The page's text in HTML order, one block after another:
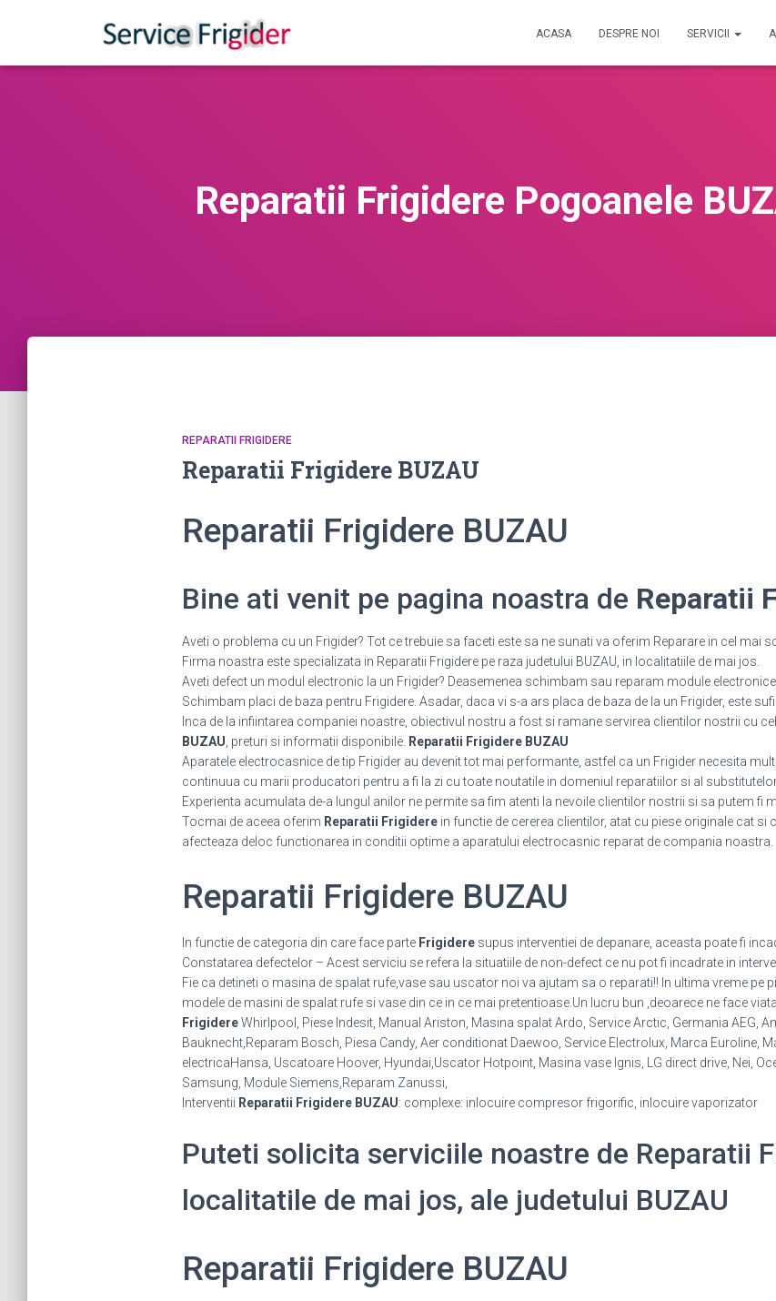
ACASA DESPRE NOI SERVICII
Reparatii Frigidere Pogoanele
REPARATII FRIGIDERE
Reparatii Frigidere BUZAU
Reparatii Frigidere BUZAU
Bine ati venit pe pagina noastra de Reparatii
Aveti o problema cu un Frigider? Tot ce trebuie sa faceti este sa ne sunati va oferim Reparare in cel mai
Firma noastra este specializata in Reparatii Frigidere pe raza judetului BUZAU, in localitatiile de mai jos.
Aveti defect un modul electronic la un Frigider? Deasemenea schimbam sau reparam module
Schimbam placi de baza pentru Frigidere. Asadar, daca vi s-a ars placa de baza de la un Frigider, este
Inca de la infiintarea companiei noastre, obiectivul nostru a fost si ramane servirea clientilor nostrii cu
BUZAU , preturi si informatii disponibile. Reparatii Frigidere BUZAU
Aparatele electrocasnice de tip Frigider au devenit tot mai performante, astfel ca un Frigider necesita
continuua cu marii producatori pentru a fi la zi cu toate noutatile in domeniul reparatiilor si al
Experienta acumulata de-a lungul anilor ne permite sa fim atenti la nevoile clientilor nostrii si sa putem fi
Tocmai de aceea oferim Reparatii Frigiderein functie de cererea clientilor, atat cu piese originale cat si
afecteaza deloc functionarea in conditii optime a aparatului electrocasnic reparat de compania noastra.
Reparatii Frigidere BUZAU
In functie de categoria din care face parte Frigideresupus interventiei de depanare, aceasta poate fi
Constatarea defectelor – Acest serviciu se refera la situatiile de non-defect ce nu pot fi incadrate in
Fie ca detineti o masina de spalat rufe,vase sau uscator noi va ajutam sa o reparati!! In ultima vreme pe
modele de masini de spalat rufe si vase din ce in ce mai pretentioase.Un lucru bun ,deoarece ne face
FrigidereWhirlpool, Piese Indesit, Manual Ariston, Masina spalat Ardo, Service Arctic, Germania AEG,
Bauknecht,Reparam Bosch, Piesa Candy, Aer conditionat Daewoo, Service Electrolux, Marca Euroline,
electricaHansa, Uscatoare Hoover, Hyundai,Uscator Hotpoint, Masina vase Ignis, LG direct drive, Nei,
Samsung, Module Siemens,Reparam Zanussi,
Interventii Reparatii Frigidere BUZAU: complexe: inlocuire compresor frigorific, inlocuire vaporizator
Puteti solicita serviciile noastre de Reparatii
localitatile de mai jos, ale judetului BUZAU
Reparatii Frigidere BUZAU